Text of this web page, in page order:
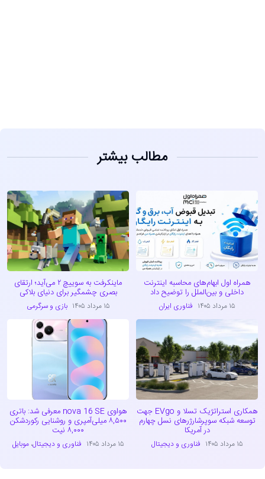
مطالب بیشتر
همراه اول ابهام‌های محاسبه اینترنت
داخلی و بین‌الملل را توضیح داد
۱۵ مرداد ۱۴۰۵ فناوری ایران
ماینکرفت به سوییچ ۲ می‌آید؛ ارتقای
بصری چشمگیر برای دنیای بلاکی
۱۵ مرداد ۱۴۰۵ بازی و سرگرمی
همکاری استراتژیک تسلا و EVgo جهت
توسعه شبکه سوپرشارژرهای نسل چهارم
در آمریکا
۱۵ مرداد ۱۴۰۵ فناوری و دیجیتال
هواوی nova 16 SE معرفی شد: باتری
۸,۵۰۰ میلی‌آمپری و روشنایی رکوردشکن
۸,۰۰۰ نیت
۱۵ مرداد ۱۴۰۵ فناوری و دیجیتال،موبایل